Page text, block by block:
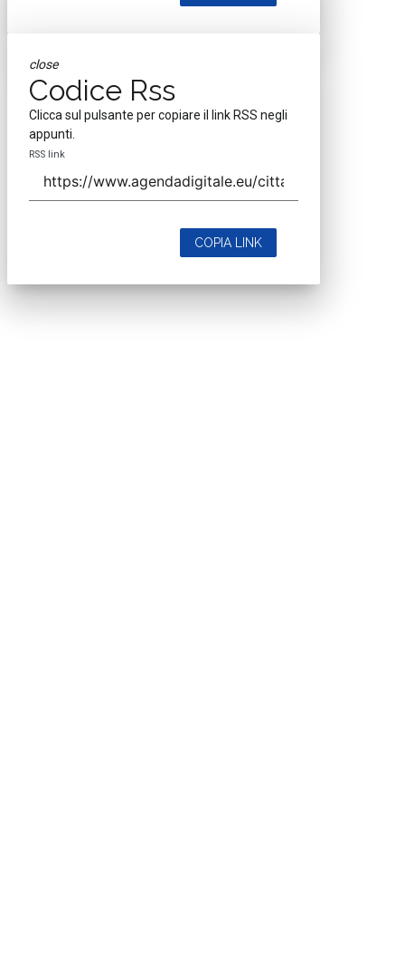
close
Codice Rss
Clicca sul pulsante per copiare il link RSS negli
appunti.
RSS link
COPIA LINK